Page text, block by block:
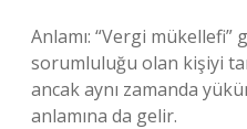
Anlamı: “Vergi
sorumluluğu olan kişiyi
ancak aynı zamanda
anlamına da gelir.